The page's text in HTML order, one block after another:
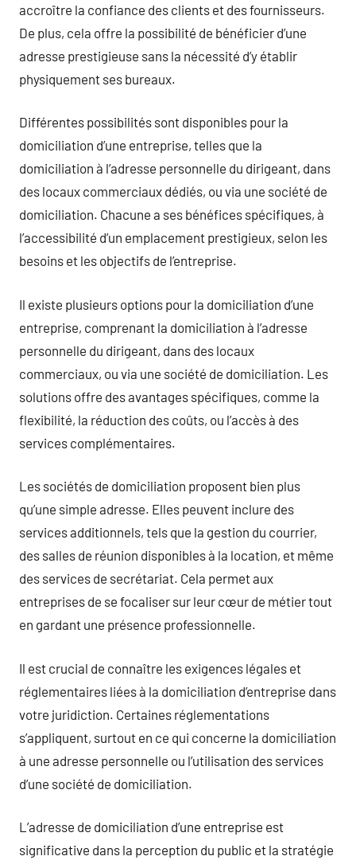
accroître la confiance des clients et des fournisseurs.
De plus, cela offre la possibilité de bénéficier d’une
adresse prestigieuse sans la nécessité d’y établir
physiquement ses bureaux.
Différentes possibilités sont disponibles pour la
domiciliation d’une entreprise, telles que la
domiciliation à l’adresse personnelle du dirigeant, dans
des locaux commerciaux dédiés, ou via une société de
domiciliation. Chacune a ses bénéfices spécifiques, à
l’accessibilité d’un emplacement prestigieux, selon les
besoins et les objectifs de l’entreprise.
Il existe plusieurs options pour la domiciliation d’une
entreprise, comprenant la domiciliation à l’adresse
personnelle du dirigeant, dans des locaux
commerciaux, ou via une société de domiciliation. Les
solutions offre des avantages spécifiques, comme la
flexibilité, la réduction des coûts, ou l’accès à des
services complémentaires.
Les sociétés de domiciliation proposent bien plus
qu’une simple adresse. Elles peuvent inclure des
services additionnels, tels que la gestion du courrier,
des salles de réunion disponibles à la location, et même
des services de secrétariat. Cela permet aux
entreprises de se focaliser sur leur cœur de métier tout
en gardant une présence professionnelle.
Il est crucial de connaître les exigences légales et
réglementaires liées à la domiciliation d’entreprise dans
votre juridiction. Certaines réglementations
s’appliquent, surtout en ce qui concerne la domiciliation
à une adresse personnelle ou l’utilisation des services
d’une société de domiciliation.
L’adresse de domiciliation d’une entreprise est
significative dans la perception du public et la stratégie